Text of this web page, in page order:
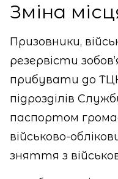
Зміна
Призовники,
резервісти
прибувати до
підрозділів
паспортом
військово-
зняття з